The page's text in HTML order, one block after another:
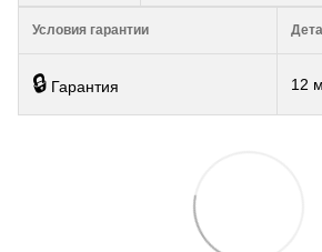
Условия гарантии
🔒 Гарантия 12